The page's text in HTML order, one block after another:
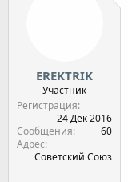
EREKTRIK
Участник
Регистрация
24 Дек 2016
Сообщения
60
Адрес
Советский Союз